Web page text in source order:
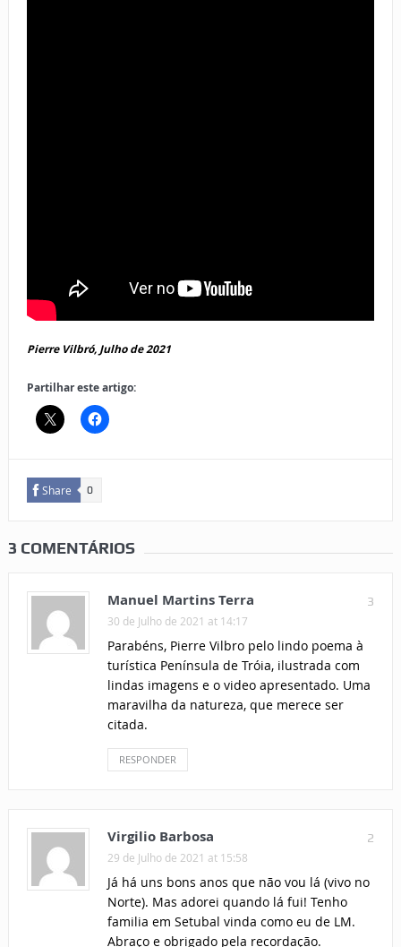
Pierre Vilbró, Julho de 2021
Partilhar este artigo:
Share 0
3 COMENTÁRIOS
3
Manuel Martins Terra
30 de Julho de 2021 at 14:17
Parabéns, Pierre Vilbro pelo lindo poema à
turística Península de Tróia, ilustrada com
lindas imagens e o video apresentado. Uma
maravilha da natureza, que merece ser
citada.
RESPONDER
2
Virgilio Barbosa
29 de Julho de 2021 at 15:58
Já há uns bons anos que não vou lá (vivo no
Norte). Mas adorei quando lá fui! Tenho
familia em Setubal vinda como eu de LM.
Abraço e obrigado pela recordação.